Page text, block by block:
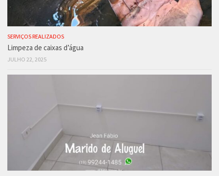
SERVIÇOS REALIZADOS
Limpeza de caixas d’água
JULHO 22, 2025